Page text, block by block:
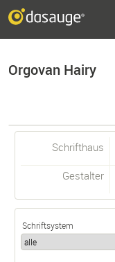
Orgovan Hairy
Schrifthaus
Gestalter
Schriftsystem